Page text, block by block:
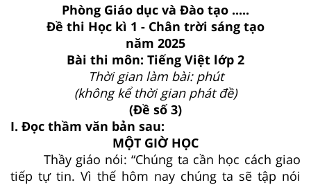
Phòng Giáo dục và Đào tạo .....
Đề thi Học kì 1 - Chân trời sáng tạo
năm 2025
Bài thi môn: Tiếng Việt lớp 2
Thời gian làm bài: phút
(không kể thời gian phát đề)
(Đề số 3)
I. Đọc thầm văn bản sau:
MỘT GIỜ HỌC
Thầy giáo nói: “Chúng ta cần học cách giao
tiếp tự tin. Vì thế hôm nay chúng ta sẽ tập nói